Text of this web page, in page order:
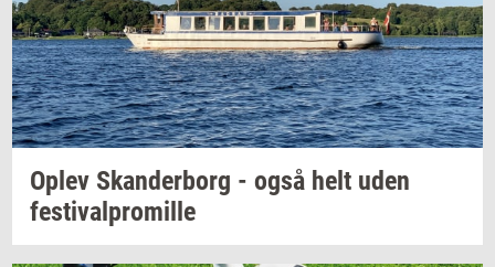
Oplev Skan­der­borg - også helt uden
festi­val­pro­mil­le